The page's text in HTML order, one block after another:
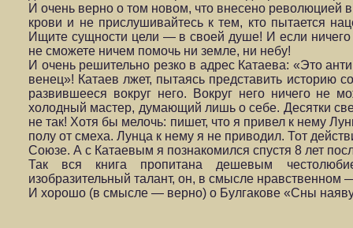
И очень верно о том новом, что внесено революцией
крови и не прислушивайтесь к тем, кто пытает­ся
Ищите сущности цели — в своей душе! И если ничего
не сможе­те ничем помочь ни земле, ни небу!
И очень решительно резко в адрес Катаева: «Это
венец»! Катаев лжет, пытаясь представить ис­торию
развившееся вокруг него. Вокруг него ничего не
холодный мастер, думающий лишь о себе. Десятки
не так! Хотя бы мелочь: пишет, что я привел к нему
полу от смеха. Лунца к нему я не приводил. Тот
Союзе. А с Катаевым я познакомился спустя 8 лет
Так вся книга пропитана дешевым
изобразительный талант, он, в смысле нравственном
И хорошо (в смысле — верно) о Булгакове «Сны